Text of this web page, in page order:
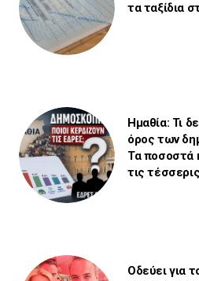
τα ταξίδια
Ημαθία: Τι
όρος των
Τα ποσοστά
τις
Οδεύει για